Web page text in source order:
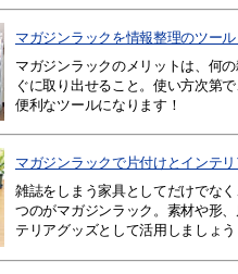
マガジンラックを情報整理のツール
マガジンラックのメリットは、何
ぐに取り出せること。使い方次第
便利なツールになります！
マガジンラックで片付けとインテ
雑誌をしまう家具としてだけでな
つのがマガジンラック。素材や形
テリアグッズとして活用しましょう